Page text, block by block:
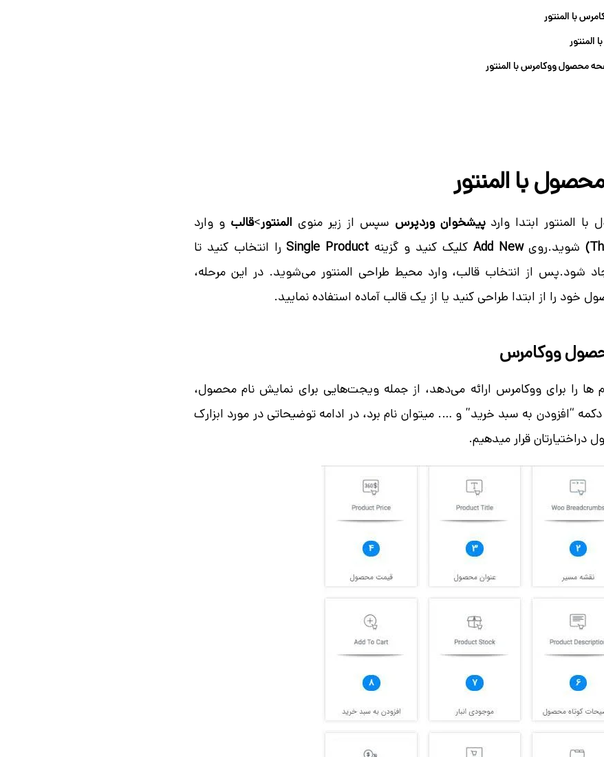
با المنتور
محصول ووکامرس با المنتور
با المنتور
المنتور ابتدا واردپیشخوان وردپرس سپس از زیر منوی المنتور>قالبو وارد
شوید.رویAdd New کلیک کنید و گزینه Single Productرا انتخاب کنید تا
از انتخاب قالب، وارد محیط طراحی المنتور می‌شوید. در این مرحله،
خود را از ابتدا طراحی کنید یا از یک قالب آماده استفاده نمایید.
ووکامرس
ها را برای ووکامرس ارائه می‌دهد، از جمله ویجت‌هایی برای نمایش نام محصول،
“افزودن به سبد خرید” و …. میتوان نام برد، در ادامه توضیحاتی در مورد ابزارک
قرار میدهیم.